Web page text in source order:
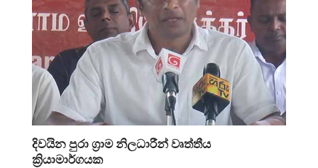
දිවයින පුරා ග්‍රාම නිලධාරීන් වෘත්තීය
ක්‍රියාමාර්ගයක